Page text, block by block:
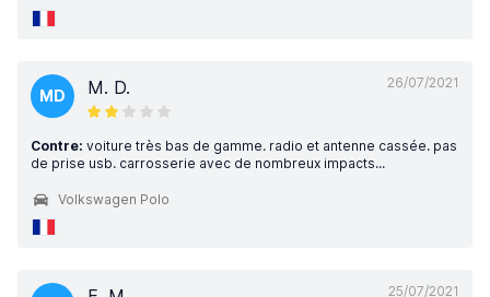
26/07/2021
MD M. D.
Contre: voiture très bas de gamme. radio et antenne cassée. pas
de prise usb. carrosserie avec de nombreux impacts...
Volkswagen Polo
25/07/2021